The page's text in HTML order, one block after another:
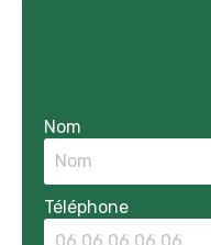
Nom
Téléphone